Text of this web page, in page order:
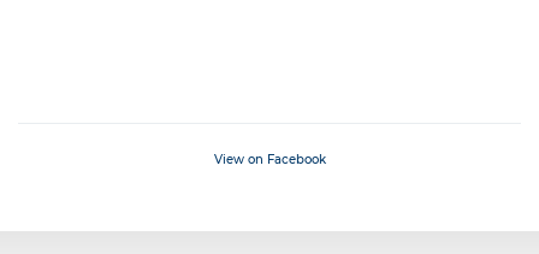
View on Facebook